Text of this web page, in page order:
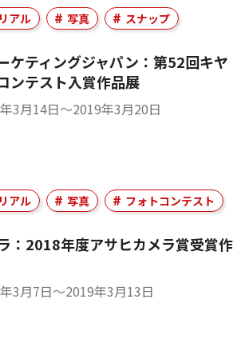
リアル 写真 スナップ
ケティングジャパン：第52回キヤ
ンテスト入賞作品展
3月14日〜2019年3月20日
リアル 写真 フォトコンテスト
：2018年度アサヒカメラ賞受賞作
3月7日〜2019年3月13日